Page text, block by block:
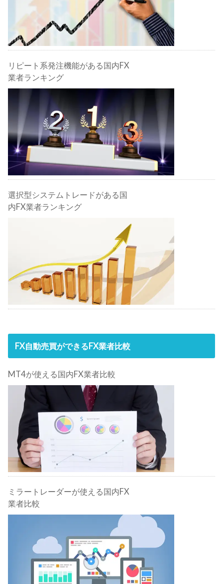
リピート系発注機能がある国内FX
業者ランキング
選択型システムトレードがある国
内FX業者ランキング
FX自動売買ができるFX業者比較
MT4が使える国内FX業者比較
ミラートレーダーが使える国内FX
業者比較